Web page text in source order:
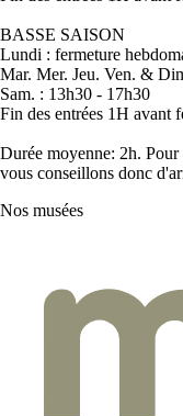
BASSE SAISON
Lundi : fermeture
Mar. Mer. Jeu. Ven. &
Sam. : 13h30 - 17h30
Fin des entrées 1H avant
Durée moyenne: 2h.
vous conseillons donc
Nos musées